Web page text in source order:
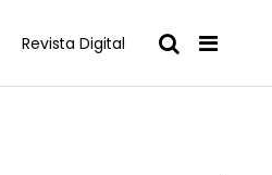
Revista Digital